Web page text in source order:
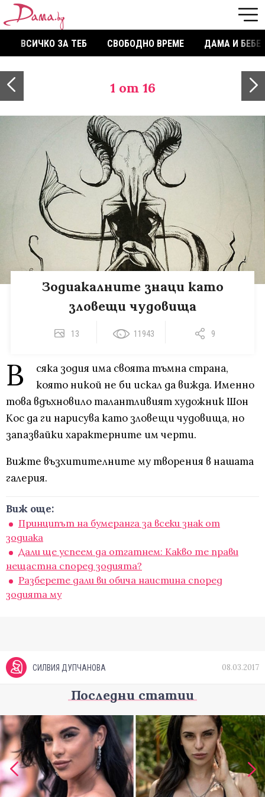
ВСИЧКО ЗА ТЕБ СВОБОДНО ВРЕМЕ ДАМА И БЕБЕ
1 от 16
Зодиакалните знаци като
зловещи чудовища
13 11943 9
В
сяка зодия има своята тъмна страна,
която никой не би искал да вижда. Именно
това вдъхновило талантливият художник Шон
Кос да ги нарисува като зловещи чудовища, но
запазвайки характерните им черти.
Вижте възхитителните му творения в нашата
галерия.
Виж още:
Принципът на бумеранга за всеки знак от
зодиака
Дали ще успеем да отгатнем: Какво те прави
нещастна според зодията?
Разберете дали ви обича наистина според
зодията му
СИЛВИЯ ДУПЧАНОВА 08.03.2017
Последни статии